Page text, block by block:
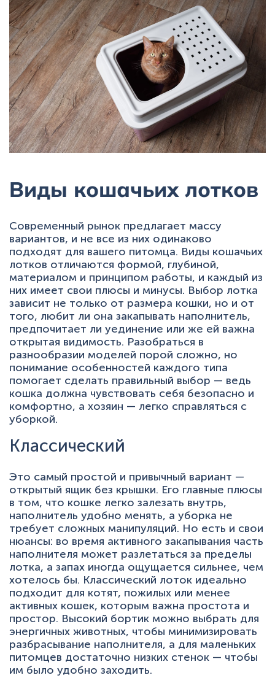
Виды кошачьих лотков
Современный рынок предлагает массу
вариантов, и не все из них одинаково
подходят для вашего питомца. Виды кошачьих
лотков отличаются формой, глубиной,
материалом и принципом работы, и каждый из
них имеет свои плюсы и минусы. Выбор лотка
зависит не только от размера кошки, но и от
того, любит ли она закапывать наполнитель,
предпочитает ли уединение или же ей важна
открытая видимость. Разобраться в
разнообразии моделей порой сложно, но
понимание особенностей каждого типа
помогает сделать правильный выбор — ведь
кошка должна чувствовать себя безопасно и
комфортно, а хозяин — легко справляться с
уборкой.
Классический
Это самый простой и привычный вариант —
открытый ящик без крышки. Его главные плюсы
в том, что кошке легко залезать внутрь,
наполнитель удобно менять, а уборка не
требует сложных манипуляций. Но есть и свои
нюансы: во время активного закапывания часть
наполнителя может разлетаться за пределы
лотка, а запах иногда ощущается сильнее, чем
хотелось бы. Классический лоток идеально
подходит для котят, пожилых или менее
активных кошек, которым важна простота и
простор. Высокий бортик можно выбрать для
энергичных животных, чтобы минимизировать
разбрасывание наполнителя, а для маленьких
питомцев достаточно низких стенок — чтобы
им было удобно заходить.